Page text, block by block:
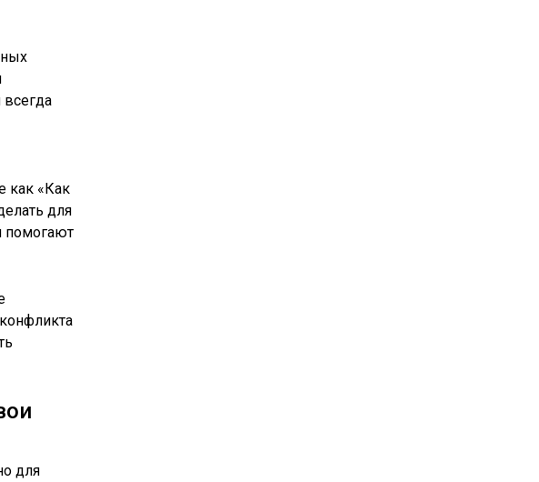
всегда
как «Как
для
помогают
для